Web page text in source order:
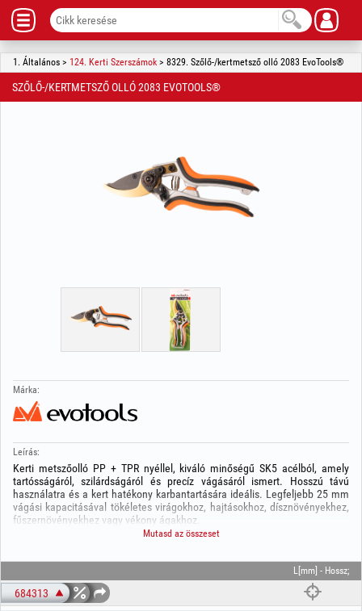
1. Általános > 124. Kerti Szerszámok > 8329. Szőlő-/kertmetsző olló 2083 EvoTools®
SZŐLŐ-/KERTMETSZŐ OLLÓ 2083 EVOTOOLS®
Márka:
Leírás:
Kerti metszőolló PP + TPR nyéllel, kiváló minőségű SK5 acélból, amely
tartósságáról, szilárdságáról és precíz vágásáról ismert. Hosszú távú
használatra és a kert hatékony karbantartására ideális. Legfeljebb 25 mm
vágási kapacitásával tökéletes virágokhoz, hajtásokhoz, dísznövényekhez,
fűszernövényekhez vagy vékony ágakhoz.
közben, és megakadályozza a nedv vagy növényi maradványok
rátapadását, így tisztább vágást és könnyebb karbantartást biztosít. Ezen
felül a PTFE réteg védi a pengét a korróziótól és meghosszabbítja annak
élettartamát.
Mutasd az összeset
L[mm] - Hossz;
684313